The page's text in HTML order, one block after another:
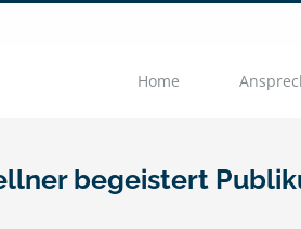
Home
begeistert